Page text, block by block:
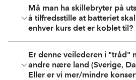
Må man ha skillebryter på
å tilfredsstille at batteriet
enhver kurs det er koblet til?
Er denne veilederen i "tråd"
andre nære land (Sverige,
Eller er vi mer/mindre